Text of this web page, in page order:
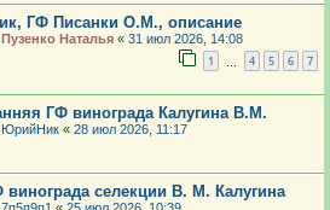
ГФ Писанки О.М., описание
Пузенко Наталья « 31 июл 2026, 14:08
1 4 5 6 7
ГФ винограда Калугина В.М.
ЮрийНик « 28 июл 2026, 11:17
винограда селекции В. М. Калугина